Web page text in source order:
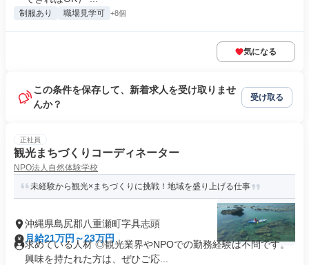
制服あり 職場見学可 +8個
気になる
この条件を保存して、新着求人を受け取りませ
んか？
受け取る
正社員
観光まちづくりコーディネーター
NPO法人自然体験学校
未経験から観光×まちづくりに挑戦！地域を盛り上げる仕事
沖縄県島尻郡八重瀬町字具志頭
月給21万円～23万円
求めている人材 ◎観光業界やNPOでの勤務経験は不問です。
興味を持たれた方は、ぜひご応...